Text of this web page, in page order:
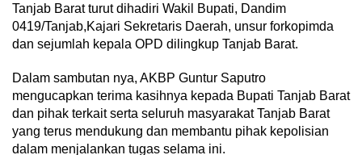
Tanjab Barat turut dihadiri Wakil Bupati, Dandim
0419/Tanjab,Kajari Sekretaris Daerah, unsur forkopimda
dan sejumlah kepala OPD dilingkup Tanjab Barat.
Dalam sambutan nya, AKBP Guntur Saputro
mengucapkan terima kasihnya kepada Bupati Tanjab Barat
dan pihak terkait serta seluruh masyarakat Tanjab Barat
yang terus mendukung dan membantu pihak kepolisian
dalam menjalankan tugas selama ini.